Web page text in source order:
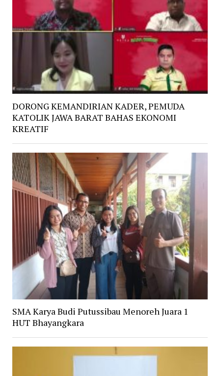
DORONG KEMANDIRIAN KADER, PEMUDA
KATOLIK JAWA BARAT BAHAS EKONOMI
KREATIF
SMA Karya Budi Putussibau Menoreh Juara 1
HUT Bhayangkara